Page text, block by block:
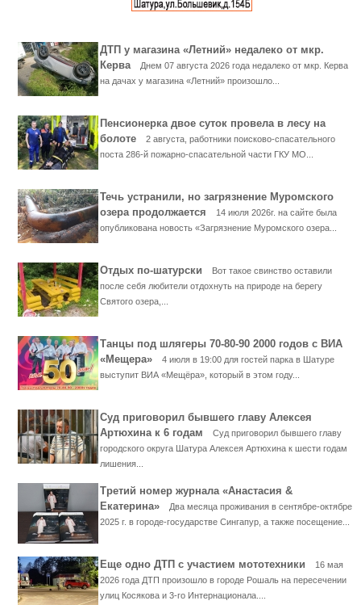
ДТП у магазина «Летний» недалеко от мкр.
Керва
Днем 07 августа 2026 года недалеко от мкр. Керва
на дачах у магазина «Летний» произошло...
Пенсионерка двое суток провела в лесу на
болоте
2 августа, работники поисково-спасательного
поста 286-й пожарно-спасательной части ГКУ МО...
Течь устранили, но загрязнение Муромского
озера продолжается
14 июля 2026г. на сайте была
опубликована новость «Загрязнение Муромского озера...
Отдых по-шатурски
Вот такое свинство оставили
после себя любители отдохнуть на природе на берегу
Святого озера,...
Танцы под шлягеры 70-80-90 2000 годов с ВИА
«Мещера»
4 июля в 19:00 для гостей парка в Шатуре
выступит ВИА «Мещёра», который в этом году...
Суд приговорил бывшего главу Алексея
Артюхина к 6 годам
Суд приговорил бывшего главу
городского округа Шатура Алексея Артюхина к шести годам
лишения...
Третий номер журнала «Анастасия &
Екатерина»
Два месяца проживания в сентябре-октябре
2025 г. в городе-государстве Сингапур, а также посещение...
Еще одно ДТП с участием мототехники
16 мая
2026 года ДТП произошло в городе Рошаль на пересечении
улиц Косякова и 3-го Интернационала....